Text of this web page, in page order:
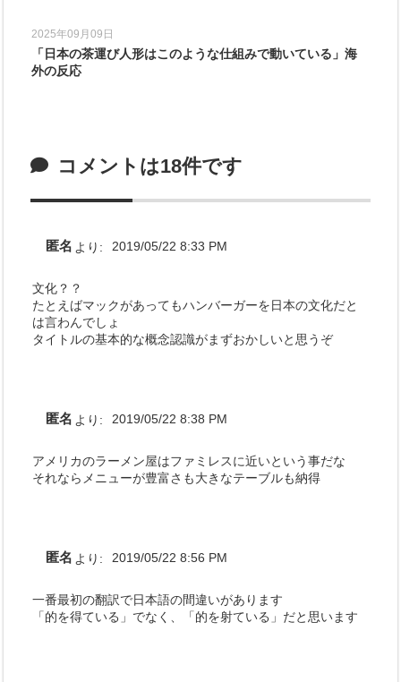
2025年09月09日
「日本の茶運び人形はこのような仕組みで動いている」海
外の反応
コメントは18件です
匿名 より: 2019/05/22 8:33 PM
文化？？
たとえばマックがあってもハンバーガーを日本の文化だと
は言わんでしょ
タイトルの基本的な概念認識がまずおかしいと思うぞ
匿名 より: 2019/05/22 8:38 PM
アメリカのラーメン屋はファミレスに近いという事だな
それならメニューが豊富さも大きなテーブルも納得
匿名 より: 2019/05/22 8:56 PM
一番最初の翻訳で日本語の間違いがあります
「的を得ている」でなく、「的を射ている」だと思います